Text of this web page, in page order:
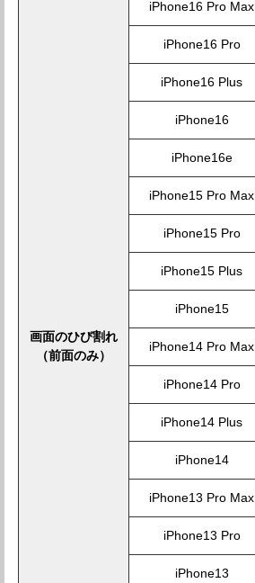
画面のひび割れ
（前面のみ）
iPhone16 Pro Max
iPhone16 Pro
iPhone16 Plus
iPhone16
iPhone16e
iPhone15 Pro Max
iPhone15 Pro
iPhone15 Plus
iPhone15
iPhone14 Pro Max
iPhone14 Pro
iPhone14 Plus
iPhone14
iPhone13 Pro Max
iPhone13 Pro
iPhone13